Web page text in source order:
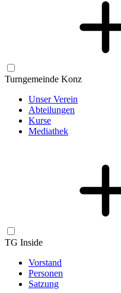
Turngemeinde Konz
Unser Verein
Abteilungen
Kurse
Mediathek
TG Inside
Vorstand
Personen
Satzung